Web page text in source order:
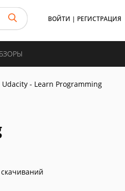
ВОЙТИ | РЕГИСТРАЦИЯ
Udacity - Learn Programming